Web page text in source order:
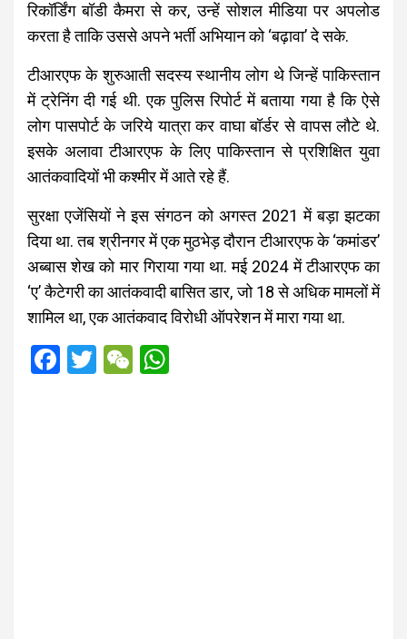
रिकॉर्डिंग बॉडी कैमरा से कर, उन्हें सोशल मीडिया पर अपलोड
करता है ताकि उससे अपने भर्ती अभियान को ‘बढ़ावा’ दे सके.
टीआरएफ के शुरुआती सदस्य स्थानीय लोग थे जिन्हें पाकिस्तान
में ट्रेनिंग दी गई थी. एक पुलिस रिपोर्ट में बताया गया है कि ऐसे
लोग पासपोर्ट के जरिये यात्रा कर वाघा बॉर्डर से वापस लौटे थे.
इसके अलावा टीआरएफ के लिए पाकिस्तान से प्रशिक्षित युवा
आतंकवादियों भी कश्मीर में आते रहे हैं.
सुरक्षा एजेंसियों ने इस संगठन को अगस्त 2021 में बड़ा झटका
दिया था. तब श्रीनगर में एक मुठभेड़ दौरान टीआरएफ के ‘कमांडर’
अब्बास शेख को मार गिराया गया था. मई 2024 में टीआरएफ का
‘ए’ कैटेगरी का आतंकवादी बासित डार, जो 18 से अधिक मामलों में
शामिल था, एक आतंकवाद विरोधी ऑपरेशन में मारा गया था.
F
T
W